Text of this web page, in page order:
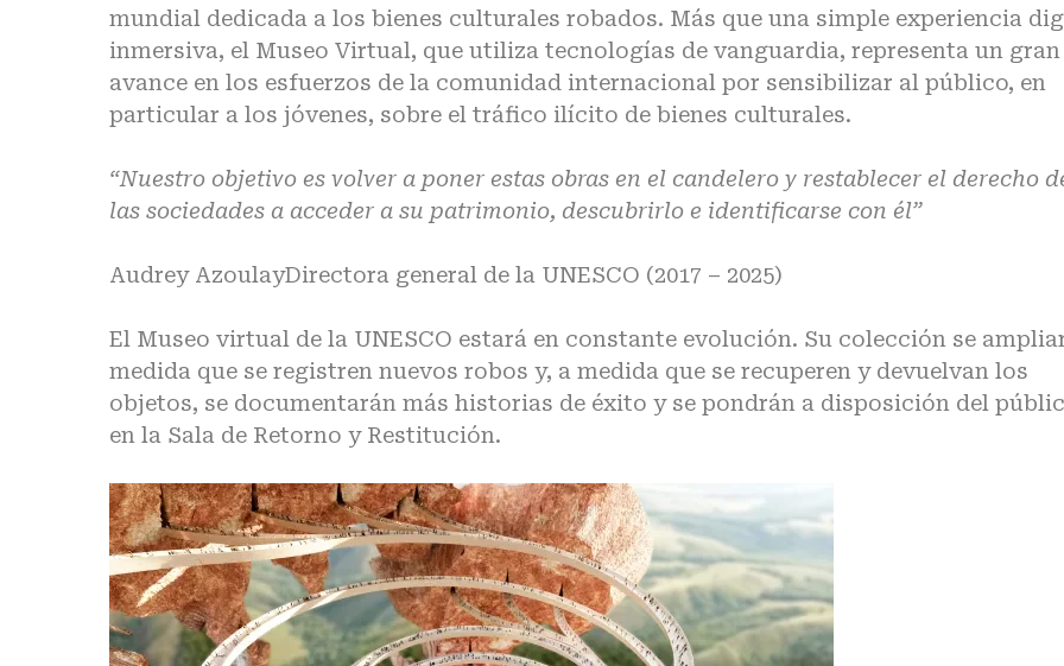
mundial dedicada a los bienes culturales robados. Más que una simple experiencia
inmersiva, el Museo Virtual, que utiliza tecnologías de vanguardia, representa un gran
avance en los esfuerzos de la comunidad internacional por sensibilizar al público, en
particular a los jóvenes, sobre el tráfico ilícito de bienes culturales.
“Nuestro objetivo es volver a poner estas obras en el candelero y restablecer el derecho
las sociedades a acceder a su patrimonio, descubrirlo e identificarse con él”
Audrey AzoulayDirectora general de la UNESCO (2017 – 2025)
El Museo virtual de la UNESCO estará en constante evolución. Su colección se
medida que se registren nuevos robos y, a medida que se recuperen y devuelvan los
objetos, se documentarán más historias de éxito y se pondrán a disposición del
en la Sala de Retorno y Restitución.